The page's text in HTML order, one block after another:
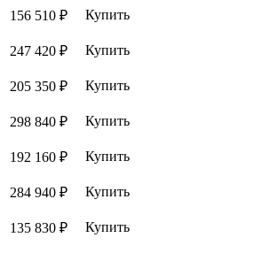
156 510 ₽
Купить
247 420 ₽
Купить
205 350 ₽
Купить
298 840 ₽
Купить
192 160 ₽
Купить
284 940 ₽
Купить
135 830 ₽
Купить